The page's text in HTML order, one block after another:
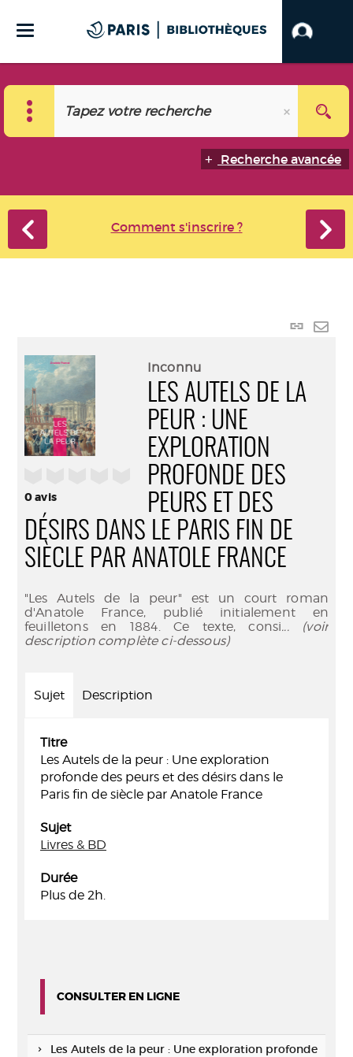
Recherche avancée
Comment s'inscrire ?
Lien
0avis
Inconnu
LES AUTELS DE LA
PEUR : UNE
EXPLORATION
PROFONDE DES
PEURS ET DES
DÉSIRS DANS LE PARIS FIN DE
SIÈCLE PAR ANATOLE FRANCE
"Les Autels de la peur" est un court roman
d'Anatole France, publié initialement en
feuilletons en 1884. Ce texte, consi... (voir
description complète ci-dessous)
Sujet Description
Titre
Les Autels de la peur : Une exploration
profonde des peurs et des désirs dans le
Paris fin de siècle par Anatole France
Sujet
Livres & BD
Durée
Plus de 2h.
CONSULTER EN LIGNE
Les Autels de la peur : Une exploration profonde